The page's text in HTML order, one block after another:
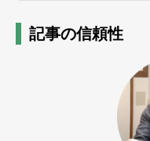
記事の信頼性